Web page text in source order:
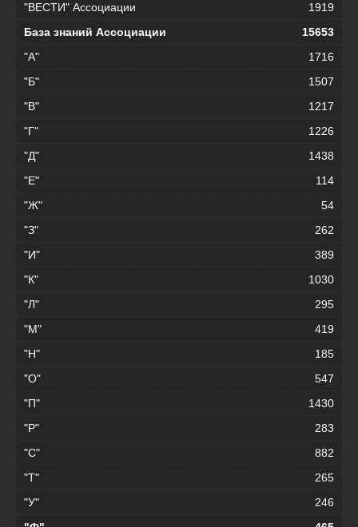
"ВЕСТИ" Ассоциации
1919
База знаний Ассоциации
15653
"А"
1716
"Б"
1507
"В"
1217
"Г"
1226
"Д"
1438
"Е"
114
"Ж"
54
"З"
262
"И"
389
"К"
1030
"Л"
295
"М"
419
"Н"
185
"О"
547
"П"
1430
"Р"
283
"С"
882
"Т"
265
"У"
246